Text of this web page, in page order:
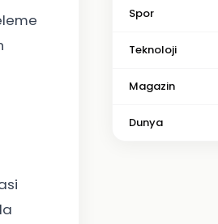
Spor
Teknoloji
Magazin
Dunya